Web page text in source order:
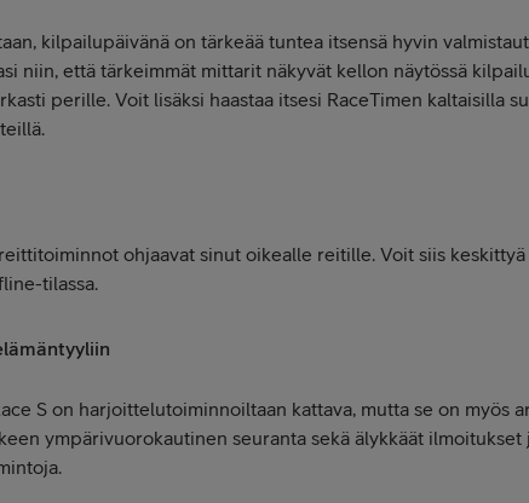
kilpailupäivänä on tärkeää tuntea itsensä hyvin
niin, että tärkeimmät mittarit näkyvät kellon näytössä
perille. Voit lisäksi haastaa itsesi RaceTimen kaltaisilla
ohjaavat sinut oikealle reitille. Voit siis
tilassa.
S on harjoittelutoiminnoiltaan kattava, mutta se on myös
ympärivuorokautinen seuranta sekä älykkäät ilmoitukset